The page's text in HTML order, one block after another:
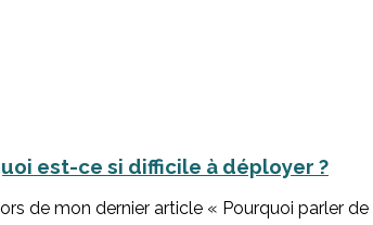
est-ce si difficile à déployer ?
de mon dernier article « Pourquoi parler